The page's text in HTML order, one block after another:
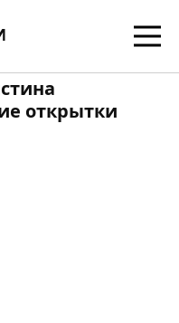
открытки